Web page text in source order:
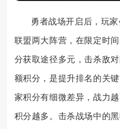
勇者战场开启后，玩
联盟两大阵营，在限定时
分获取途径多元，击杀敌
额积分，是提升排名的关
家积分有细微差异，战力
积分越多。击杀战场中的